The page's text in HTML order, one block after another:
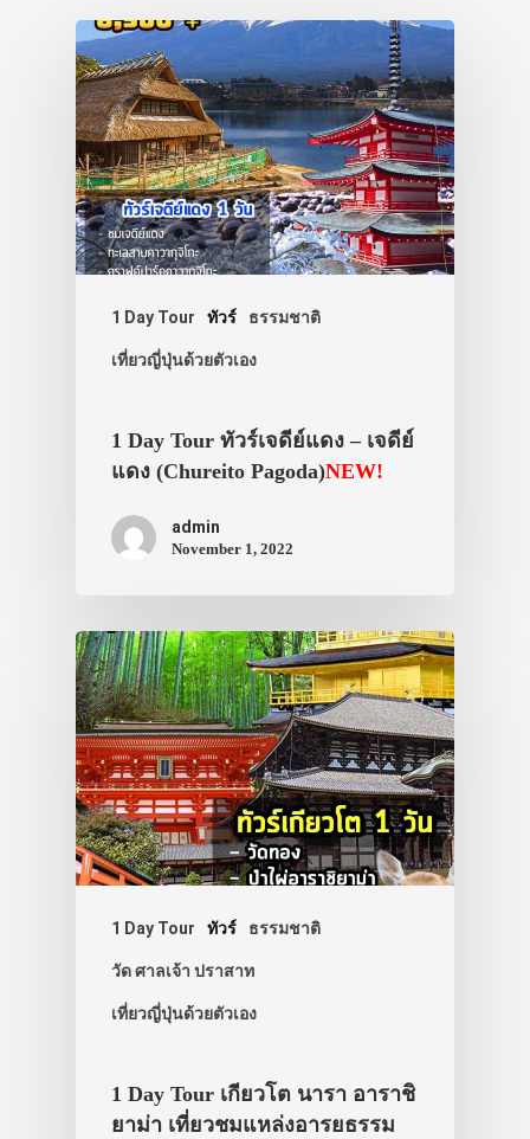
1 Day Tour ทัวร์ ธรรมชาติ
เที่ยวญี่ปุ่นด้วยตัวเอง
1 Day Tour ทัวร์เจดีย์แดง – เจดีย์
แดง (Chureito Pagoda)NEW!
admin
November 1, 2022
1 Day Tour ทัวร์ ธรรมชาติ
วัด ศาลเจ้า ปราสาท
เที่ยวญี่ปุ่นด้วยตัวเอง
1 Day Tour เกียวโต นารา อาราชิ
ยาม่า เที่ยวชมแหล่งอารยธรรม